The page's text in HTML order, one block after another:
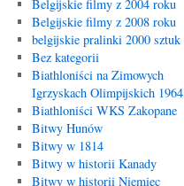
Belgijskie filmy z 2004 roku
Belgijskie filmy z 2008 roku
belgijskie pralinki 2000 sztuk
Bez kategorii
Biathloniści na Zimowych
Igrzyskach Olimpijskich 1964
Biathloniści WKS Zakopane
Bitwy Hunów
Bitwy w 1814
Bitwy w historii Kanady
Bitwy w historii Niemiec